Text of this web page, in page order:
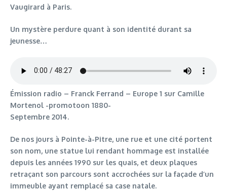
Vaugirard à Paris.
Un mystère perdure quant à son identité durant sa
jeunesse…
Émission radio – Franck Ferrand – Europe 1 sur Camille
Mortenol -promotoon 1880-
Septembre 2014.
De nos jours à Pointe-à-Pitre, une rue et une cité portent
son nom, une statue lui rendant hommage est installée
depuis les années 1990 sur les quais, et deux plaques
retraçant son parcours sont accrochées sur la façade d’un
immeuble ayant remplacé sa case natale.